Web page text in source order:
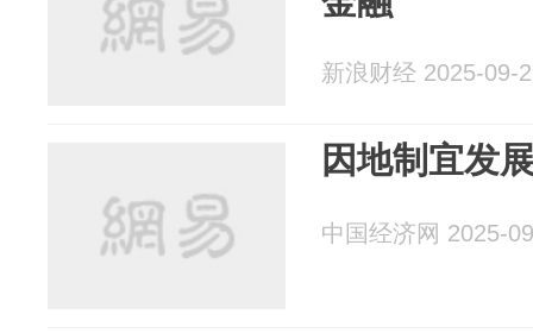
新浪财经 2025-09-
因地制宜发
中国经济网 2025-